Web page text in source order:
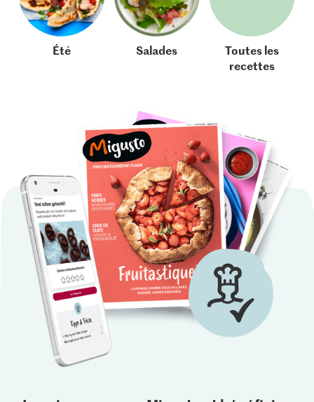
Été Salades
Toutes les
recettes